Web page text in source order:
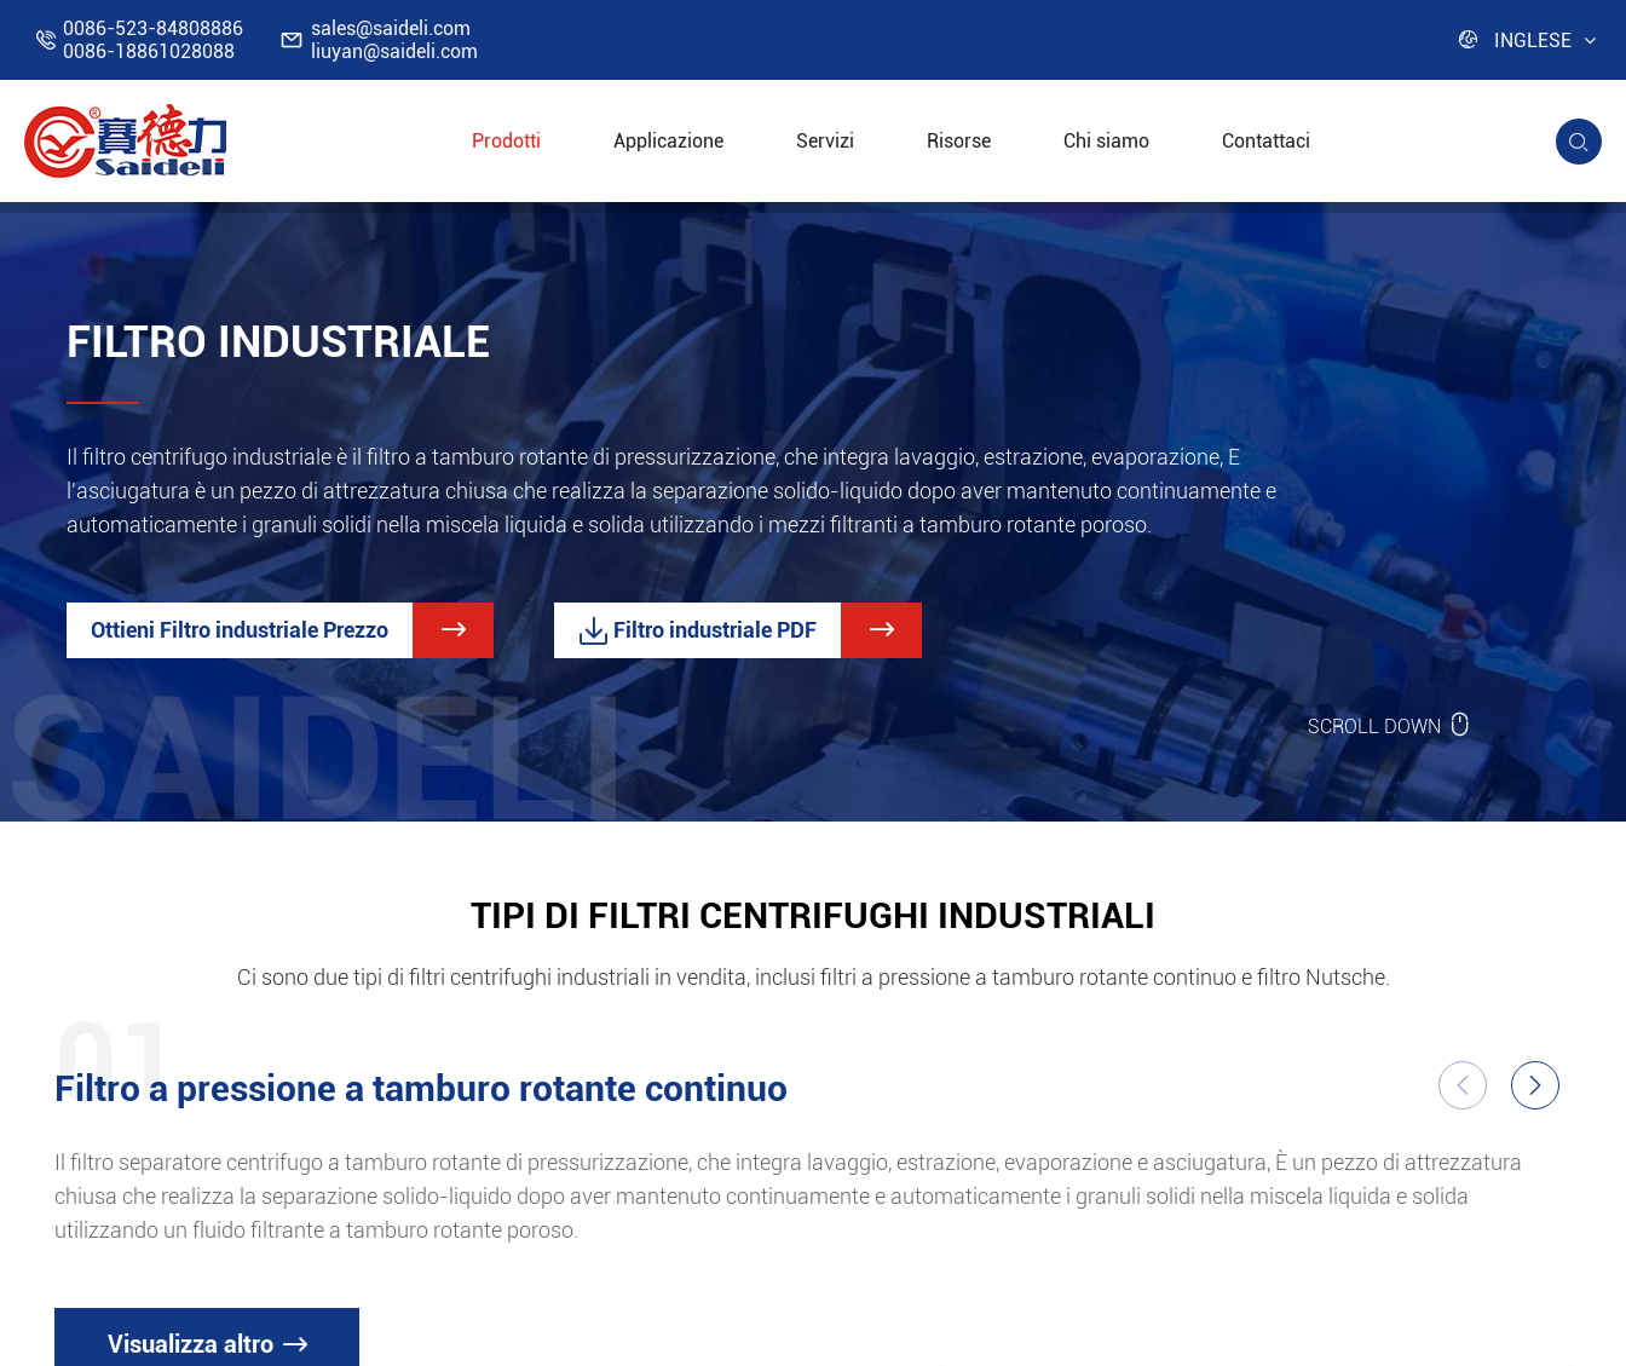
 0086-523-84808886
0086-18861028088
 sales@saideli.com
liuyan@saideli.com
 INGLESE
Prodotti Applicazione Servizi Risorse Chi siamo Contattaci 
Home Prodotti
FILTRO INDUSTRIALE
Il filtro centrifugo industriale è il filtro a tamburo rotante di pressurizzazione, che integra lavaggio, estrazione, evaporazione, E
l'asciugatura è un pezzo di attrezzatura chiusa che realizza la separazione solido-liquido dopo aver mantenuto continuamente e
automaticamente i granuli solidi nella miscela liquida e solida utilizzando i mezzi filtranti a tamburo rotante poroso.
Ottieni Filtro industriale Prezzo   Filtro industriale PDF 
SCROLL DOWN 
TIPI DI FILTRI CENTRIFUGHI INDUSTRIALI
Ci sono due tipi di filtri centrifughi industriali in vendita, inclusi filtri a pressione a tamburo rotante continuo e filtro Nutsche.
01
Filtro a pressione a tamburo rotante continuo
Il filtro separatore centrifugo a tamburo rotante di pressurizzazione, che integra lavaggio, estrazione, evaporazione e asciugatura, È un pezzo di attrezzatura
chiusa che realizza la separazione solido-liquido dopo aver mantenuto continuamente e automaticamente i granuli solidi nella miscela liquida e solida
utilizzando un fluido filtrante a tamburo rotante poroso.
Visualizza altro 
 